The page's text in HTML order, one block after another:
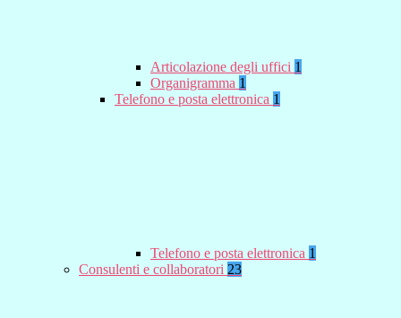
Articolazione degli uffici 1
Organigramma 1
Telefono e posta elettronica 1
Telefono e posta elettronica 1
Consulenti e collaboratori 23